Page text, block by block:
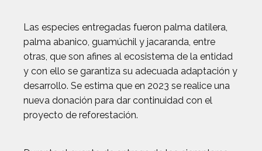
Las especies entregadas fueron palma datilera,
palma abanico, guamúchil y jacaranda, entre
otras, que son afines al ecosistema de la entidad
y con ello se garantiza su adecuada adaptación y
desarrollo. Se estima que en 2023 se realice una
nueva donación para dar continuidad con el
proyecto de reforestación.